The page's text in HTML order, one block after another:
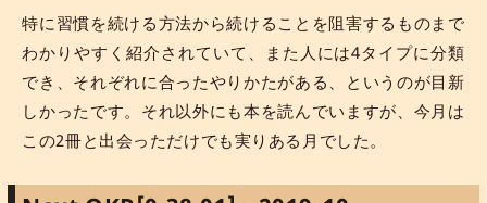
特に習慣を続ける方法から続けることを阻害するものまで
わかりやすく紹介されていて、また人には4タイプに分類
でき、それぞれに合ったやりかたがある、というのが目新
しかったです。それ以外にも本を読んでいますが、今月は
この2冊と出会っただけでも実りある月でした。